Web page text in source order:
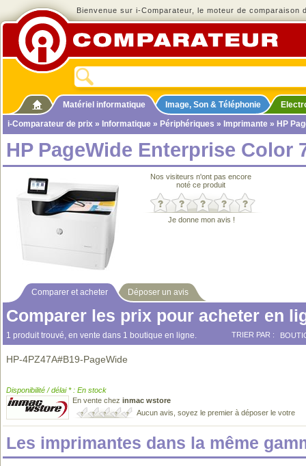
Bienvenue sur i-Comparateur, le moteur de comparaison
Matériel informatique Image, Son & Téléphonie
i-Comparateur de prix » Informatique » Périphériques » Imprimante » HP
HP PageWide Enterprise Color
Nos visiteurs n'ont pas encore
noté ce produit
Je donne mon avis !
Comparer et acheter Déposer un avis
Comparer les prix pour acheter en
1 produit trouvé, en vente dans 1 boutique en ligne. TRIER PAR :
HP-4PZ47A#B19-PageWide
Disponibilité / délai * : En stock
En vente chez inmac wstore
Aucun avis, soyez le premier à déposer le votre
Les imprimantes dans la même